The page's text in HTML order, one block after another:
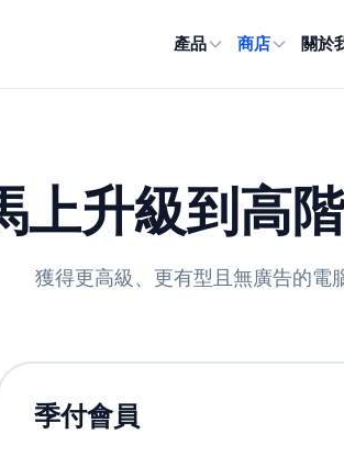
產品 商店 關於
上升級到高
獲得更高級、更有型且無廣告的電
季付會員